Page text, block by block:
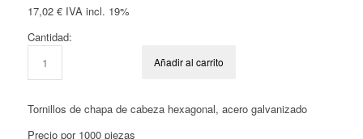
17,02 €IVA incl. 19%
Cantidad:
Añadir al carrito
Tornillos de chapa de cabeza hexagonal, acero galvanizado
Precio por 1000 piezas